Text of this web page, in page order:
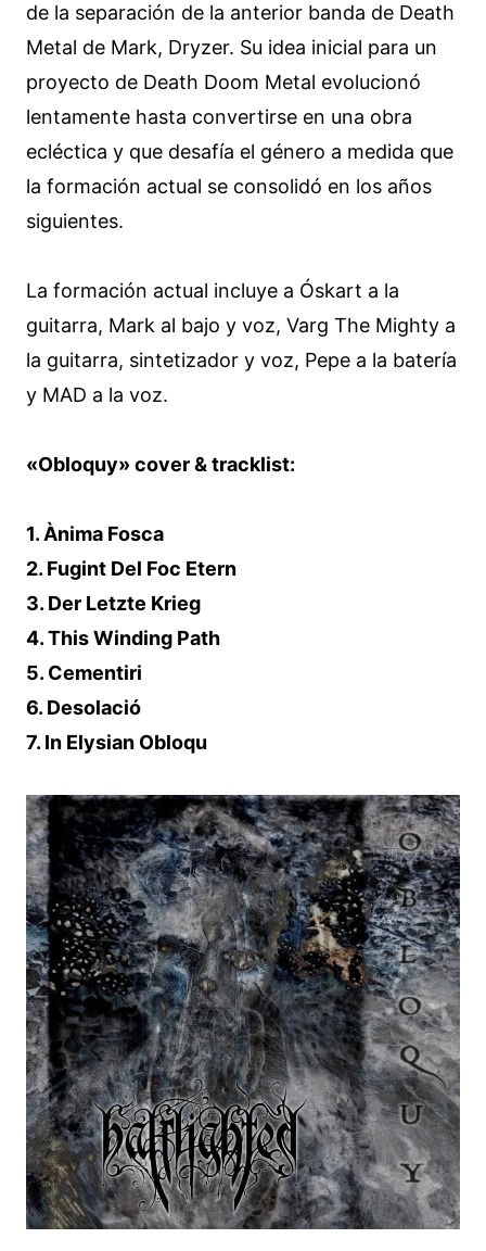
de la separación de la anterior banda de Death
Metal de Mark, Dryzer. Su idea inicial para un
proyecto de Death Doom Metal evolucionó
lentamente hasta convertirse en una obra
ecléctica y que desafía el género a medida que
la formación actual se consolidó en los años
siguientes.
La formación actual incluye a Óskart a la
guitarra, Mark al bajo y voz, Varg The Mighty a
la guitarra, sintetizador y voz, Pepe a la batería
y MAD a la voz.
«Obloquy» cover & tracklist:
1. Ànima Fosca
2. Fugint Del Foc Etern
3. Der Letzte Krieg
4. This Winding Path
5. Cementiri
6. Desolació
7. In Elysian Obloqu